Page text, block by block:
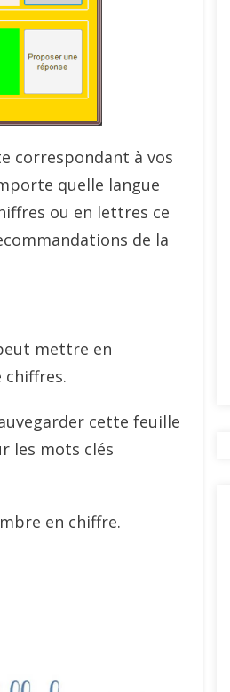
correspondant à vos
quelle langue
ou en lettres ce
de la
mettre en
chiffres.
cette feuille
les mots clés
en chiffre.